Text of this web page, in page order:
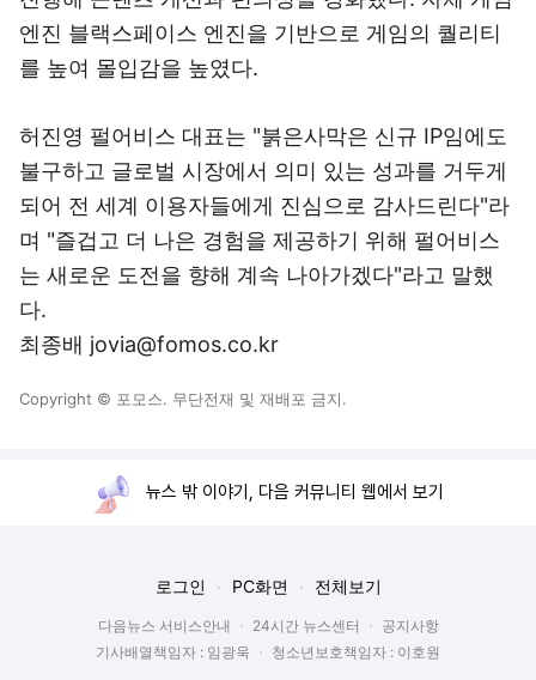
엔진 블랙스페이스 엔진을 기반으로 게임의 퀄리티
를 높여 몰입감을 높였다.
허진영 펄어비스 대표는 "붉은사막은 신규 IP임에도
불구하고 글로벌 시장에서 의미 있는 성과를 거두게
되어 전 세계 이용자들에게 진심으로 감사드린다"라
며 "즐겁고 더 나은 경험을 제공하기 위해 펄어비스
는 새로운 도전을 향해 계속 나아가겠다"라고 말했
다.
최종배 jovia@fomos.co.kr
Copyright © 포모스. 무단전재 및 재배포 금지.
뉴스 밖 이야기, 다음 커뮤니티 웹에서 보기
로그인 PC화면 전체보기
다음뉴스 서비스안내 24시간 뉴스센터
공지사항
기사배열책임자 : 임광욱
청소년보호책임자 : 이호원